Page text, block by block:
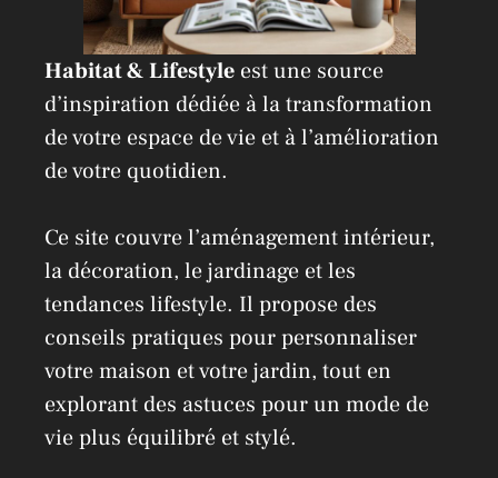
Habitat & Lifestyle est une source
d’inspiration dédiée à la transformation
de votre espace de vie et à l’amélioration
de votre quotidien.
Ce site couvre l’aménagement intérieur,
la décoration, le jardinage et les
tendances lifestyle. Il propose des
conseils pratiques pour personnaliser
votre maison et votre jardin, tout en
explorant des astuces pour un mode de
vie plus équilibré et stylé.